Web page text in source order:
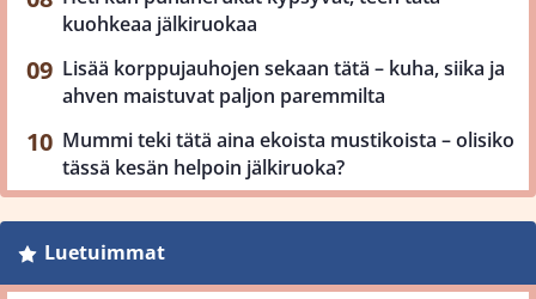
kuohkeaa jälkiruokaa
Lisää korppujauhojen sekaan tätä – kuha, siika ja
ahven maistuvat paljon paremmilta
Mummi teki tätä aina ekoista mustikoista – olisiko
tässä kesän helpoin jälkiruoka?
Luetuimmat